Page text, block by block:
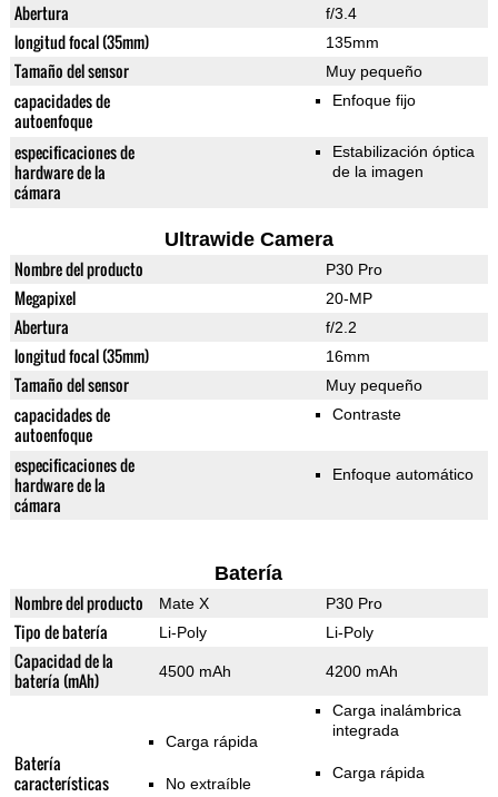
Abertura f/3.4
longitud focal (35mm) 135mm
Tamaño del sensor Muy pequeño
capacidades de
autoenfoque
Enfoque fijo
especificaciones de
hardware de la
cámara
Estabilización óptica
de la imagen
Ultrawide Camera
Nombre del producto P30 Pro
Megapixel 20-MP
Abertura f/2.2
longitud focal (35mm) 16mm
Tamaño del sensor Muy pequeño
capacidades de
autoenfoque
Contraste
especificaciones de
hardware de la
cámara
Enfoque automático
Batería
Nombre del producto Mate X P30 Pro
Tipo de batería Li-Poly Li-Poly
Capacidad de la
batería (mAh)
4500 mAh 4200 mAh
Batería
características
Carga rápida
No extraíble
Carga inalámbrica
integrada
Carga rápida